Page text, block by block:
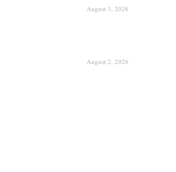
August 3, 2026
August 2, 2026